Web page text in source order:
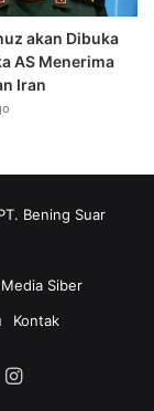
akan Dibuka
AS Menerima
Iran
Bening Suar
Siber
Kontak
Instagram